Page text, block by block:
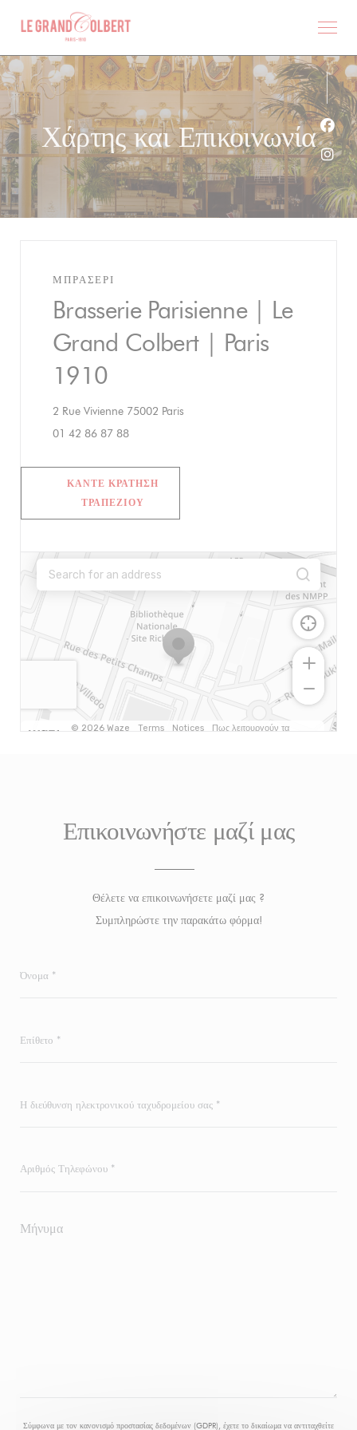
Πίνακας διαχείρισης "Μπισκότων" (Cookies)
Χάρτης και Επικοινωνία
ΜΠΡΑΣΕΡΊ
Brasserie Parisienne | Le
Grand Colbert | Paris
1910
2 Rue Vivienne 75002 Paris
01 42 86 87 88
ΚΆΝΤΕ ΚΡΆΤΗΣΗ
ΤΡΑΠΕΖΙΟΎ
Επικοινωνήστε μαζί μας
Θέλετε να επικοινωνήσετε μαζί μας ?
Συμπληρώστε την παρακάτω φόρμα!
Σύμφωνα με τον κανονισμό προστασίας δεδομένων (GDPR), έχετε το δικαίωμα να αντιταχθείτε